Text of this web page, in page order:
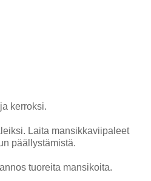
kerroksi.
Laita mansikkaviipaleet
päällystämistä.
tuoreita mansikoita.